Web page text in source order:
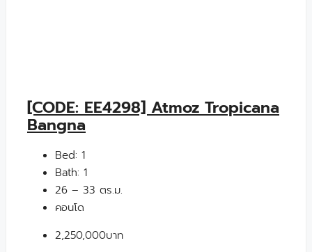
[CODE: EE4298] Atmoz Tropicana
Bangna
Bed: 1
Bath: 1
26 – 33 ตร.ม.
คอนโด
2,250,000บาท